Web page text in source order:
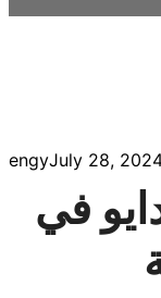
engyJuly 28,
في